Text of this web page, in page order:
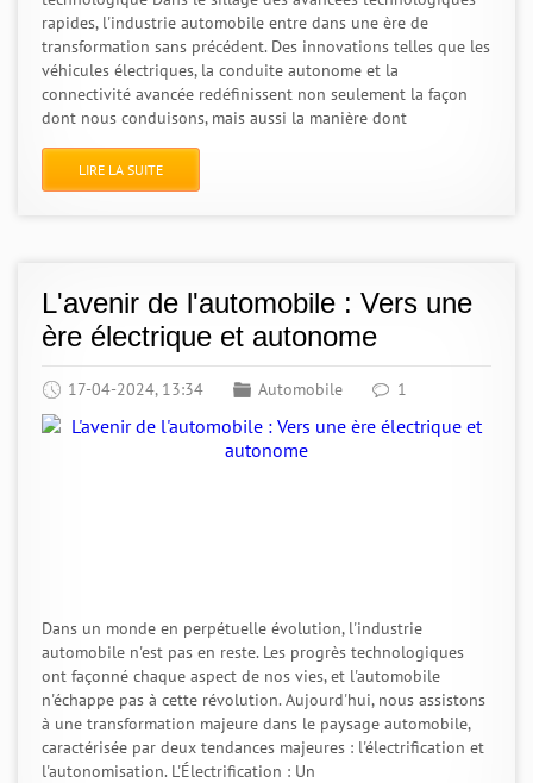
rapides, l'industrie automobile entre dans une ère de
transformation sans précédent. Des innovations telles que les
véhicules électriques, la conduite autonome et la
connectivité avancée redéfinissent non seulement la façon
dont nous conduisons, mais aussi la manière dont
LIRE LA SUITE
L'avenir de l'automobile : Vers une
ère électrique et autonome
17-04-2024, 13:34 Automobile 1
Dans un monde en perpétuelle évolution, l'industrie
automobile n'est pas en reste. Les progrès technologiques
ont façonné chaque aspect de nos vies, et l'automobile
n'échappe pas à cette révolution. Aujourd'hui, nous assistons
à une transformation majeure dans le paysage automobile,
caractérisée par deux tendances majeures : l'électrification et
l'autonomisation. L'Électrification : Un